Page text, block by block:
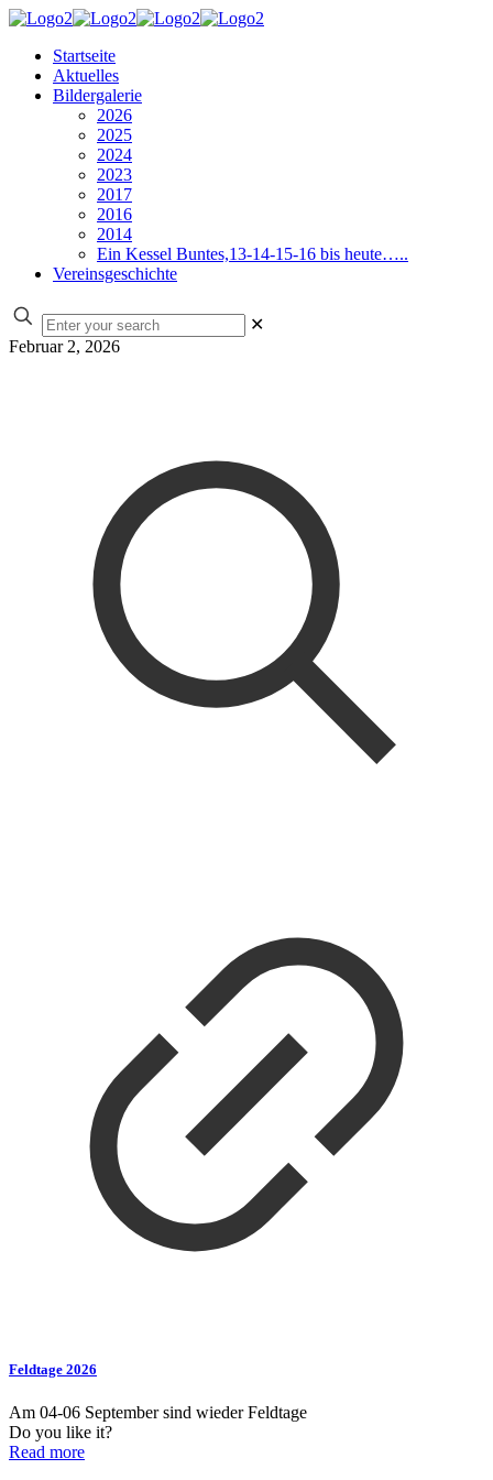
Startseite
Aktuelles
Bildergalerie
2026
2025
2024
2023
2017
2016
2014
Ein Kessel Buntes,13-14-15-16 bis heute…..
Vereinsgeschichte
✕
Februar 2, 2026
Feldtage 2026
Am 04-06 September sind wieder Feldtage
Do you like it?
Read more